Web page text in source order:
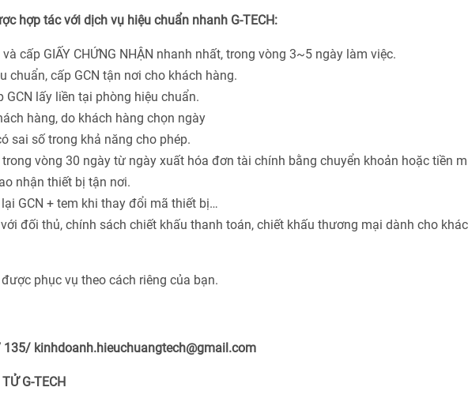
hợp tác với dịch vụ hiệu chuẩn nhanh G-TECH:
cấp GIẤY CHỨNG NHẬN nhanh nhất, trong vòng 3~5 ngày làm việc.
cấp GCN tận nơi cho khách hàng.
lấy liền tại phòng hiệu chuẩn.
hàng, do khách hàng chọn ngày
sai số trong khả năng cho phép.
vòng 30 ngày từ ngày xuất hóa đơn tài chính bằng chuyển khoản hoặc tiền
nhận thiết bị tận nơi.
GCN + tem khi thay đổi mã thiết bị…
đối thủ, chính sách chiết khấu thanh toán, chiết khấu thương mại dành cho
phục vụ theo cách riêng của bạn.
135/ kinhdoanh.hieuchuangtech@gmail.com
G-TECH